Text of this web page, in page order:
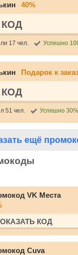
40%
КОД
17 чел. Успешно
Подарок к
КОД
51 чел. Успешно 30%
ещё
VK Места
КОД
Cuva